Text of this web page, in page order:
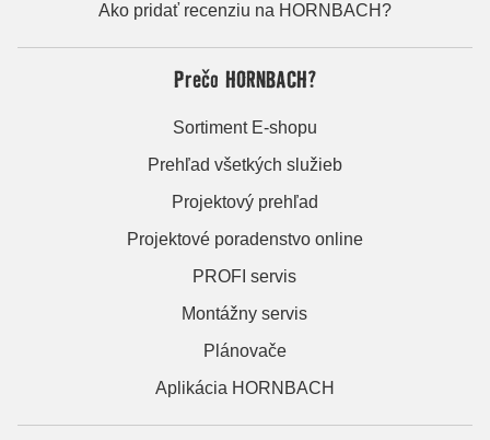
Ako pridať recenziu na HORNBACH?
Prečo HORNBACH?
Sortiment E-shopu
Prehľad všetkých služieb
Projektový prehľad
Projektové poradenstvo online
PROFI servis
Montážny servis
Plánovače
Aplikácia HORNBACH